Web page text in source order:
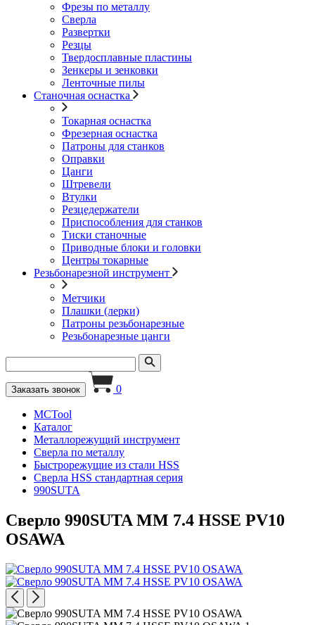
Фрезы по металлу
Сверла
Развертки
Резцы
Твердосплавные пластины
Зенкеры и зенковки
Ленточные пилы
Станочная оснастка
Токарная оснастка
Фрезерная оснастка
Патроны для станков
Оправки
Цанги
Штревели
Втулки
Резцедержатели
Приспособления для станков
Тиски станочные
Приводные блоки и головки
Центры токарные
Резьбонарезной инструмент
Метчики
Плашки (лерки)
Патроны резьбонарезные
Резьбонарезные цанги
Заказать звонок 0
MCTool
Каталог
Металлорежущий инструмент
Сверла по металлу
Быстрорежущие из стали HSS
Сверла HSS стандартная серия
990SUTA
Сверло 990SUTA MM 7.4 HSSE PV10
OSAWA